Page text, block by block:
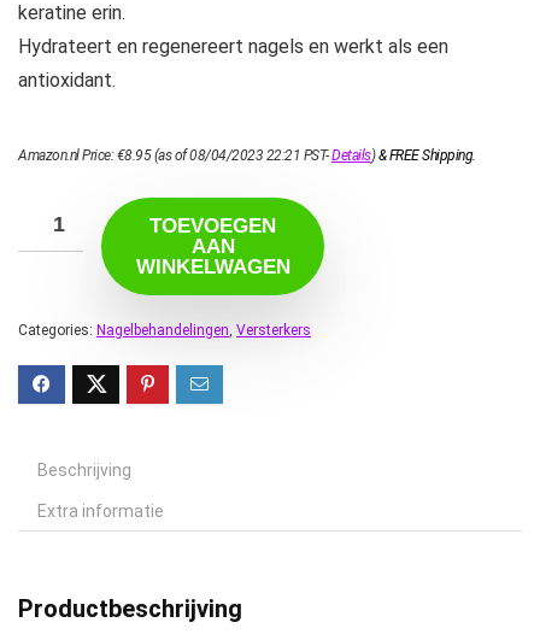
keratine erin.
Hydrateert en regenereert nagels en werkt als een
antioxidant.
Amazon.nl Price:€8.95(as of 08/04/2023 22:21 PST-Details)&FREE Shipping.
TOEVOEGEN
AAN
WINKELWAGEN
Categories: Nagelbehandelingen, Versterkers
Beschrijving
Extra informatie
Productbeschrijving